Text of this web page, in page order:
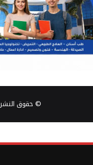
© حقوق النشر 2026، جميع الحقوق محفوظة